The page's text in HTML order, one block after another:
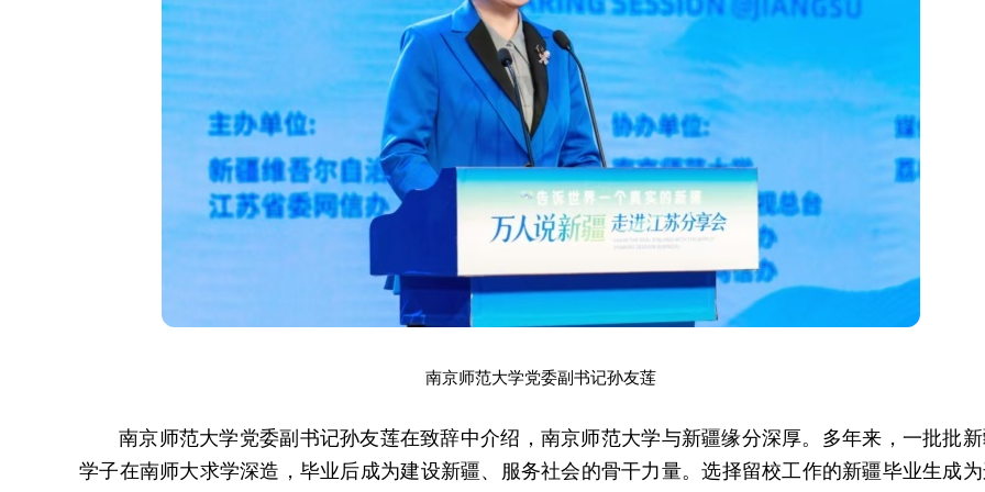
南京师范大学党委副书记孙友莲
南京师范大学党委副书记孙友莲在致辞中介绍，南京师范大学与新疆缘分深厚。多年来，一批批
学子在南师大求学深造，毕业后成为建设新疆、服务社会的骨干力量。选择留校工作的新疆毕业生成